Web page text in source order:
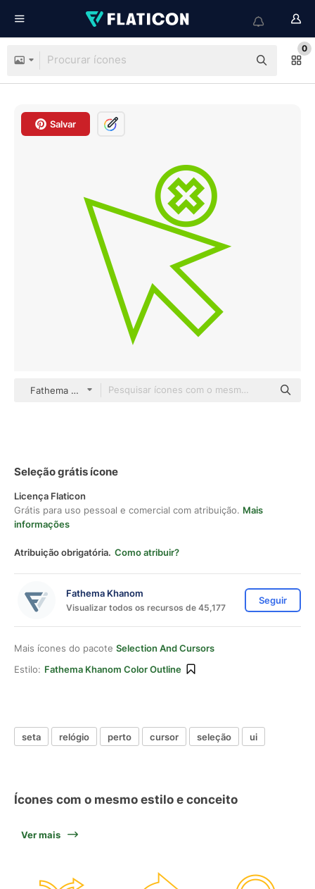
0
Salvar
Fathema Khanom color outline
Seleção grátis ícone
Licença Flaticon
Grátis para uso pessoal e comercial com atribuição. Mais
informações
Atribuição obrigatória. Como atribuir?
Fathema Khanom
Visualizar todos os recursos de 45,177
Seguir
Mais ícones do pacote Selection And Cursors
Estilo: Fathema Khanom Color Outline
seta relógio perto cursor seleção ui
Ícones com o mesmo estilo e conceito
Ver mais